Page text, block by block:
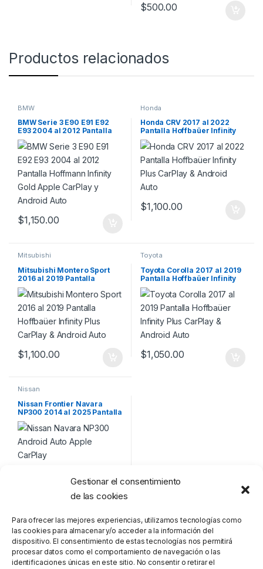
Gestionar el consentimiento
de las cookies
Para ofrecer las mejores experiencias, utilizamos tecnologías como
las cookies para almacenar y/o acceder a la información del
dispositivo. El consentimiento de estas tecnologías nos permitirá
procesar datos como el comportamiento de navegación o las
identificaciones únicas en este sitio. No consentir o retirar el
$500.00
Productos relacionados
BMW
BMW Serie 3 E90 E91 E92
E93 2004 al 2012 Pantalla
Hoffmann Infinity Gold
Apple CarPlay y Android
Auto
$1,150.00
Honda
Honda CRV 2017 al 2022
Pantalla Hoffbaüer Infinity
Plus CarPlay & Android Auto
$1,100.00
Mitsubishi
Mitsubishi Montero Sport
2016 al 2019 Pantalla
Hoffbaüer Infinity Plus
CarPlay & Android Auto
$1,100.00
Toyota
Toyota Corolla 2017 al 2019
Pantalla Hoffbaüer Infinity
Plus CarPlay & Android Auto
$1,050.00
Nissan
Nissan Frontier Navara
NP300 2014 al 2025 Pantalla
Hoffmann Infinity Gold
CarPlay & Android Auto